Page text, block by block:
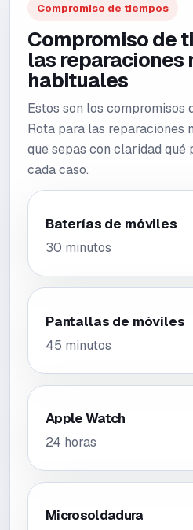
Compromiso de tiempos
Compromiso de
las reparaciones
habituales
Estos son los compromisos
Rota para las reparaciones
que sepas con claridad qué
cada caso.
Baterías de móviles
30 minutos
Pantallas de móviles
45 minutos
Apple Watch
24 horas
Microsoldadura